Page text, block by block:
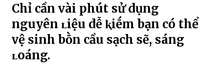
Chỉ cần vài phút sử dụng
nguyên ʟiệu dễ ⱪiḗm bạn có thể
vệ sinh bṑn cầu sạch sẽ, sáng
ʟoáng.